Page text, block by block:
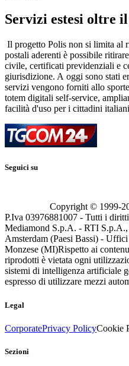
Servizi estesi oltre
Il progetto Polis non si limita al
postali aderenti è possibile ritirare
civile, certificati previdenziali e
giurisdizione. A oggi sono stati
servizi vengono forniti allo
totem digitali self-service,
facilità d'uso per i cittadini
Seguici su
Copyright © 1999-
P.Iva 03976881007 - Tutti i
Mediamond S.p.A. - RTI S.p.A.,
Amsterdam (Paesi Bassi) -
Monzese (MI)Rispetto ai
riprodotti è vietata ogni
sistemi di intelligenza artificiale
espresso di utilizzare mezzi
Legal
CorporatePrivacy PolicyCookie
Sezioni